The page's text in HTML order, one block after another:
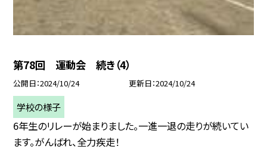
第78回 運動会 続き（4）
公開日 2024/10/24 更新日 2024/10/24
学校の様子
6年生のリレーが始まりました。一進一退の走りが続いてい
ます。がんばれ、全力疾走！